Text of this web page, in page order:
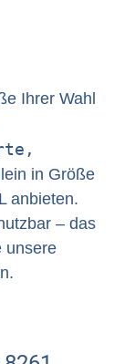
Ihrer Wahl
in Größe
anbieten.
– das
unsere